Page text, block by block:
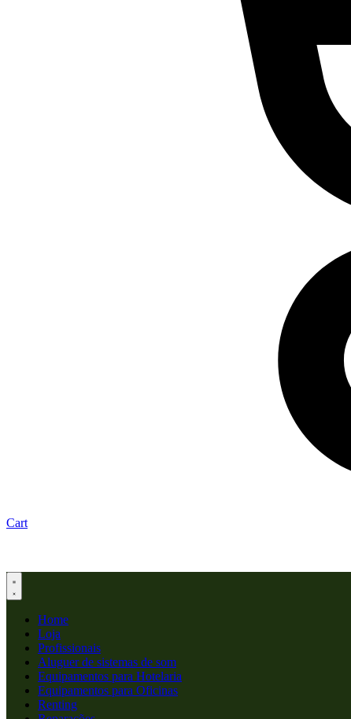
Cart
Home
Loja
Profissionais
Aluguer de sistemas de som
Equipamentos para Hotelaria
Equipamentos para Oficinas
Renting